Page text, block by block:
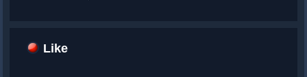
Like